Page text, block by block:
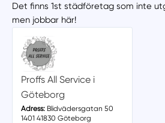
Det finns 1st städföretag som inte
men jobbar här!
Proffs All Service i
Göteborg
Adress:Blidvädersgatan 50
1401 41830 Göteborg